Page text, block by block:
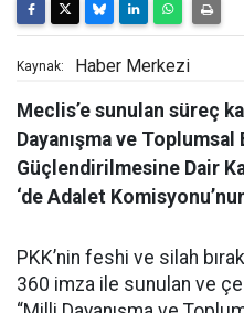
Kaynak: Haber Merkezi
Meclis’e sunulan süreç
Dayanışma ve
Güçlendirilmesine Dair
‘de Adalet
PKK’nin feshi ve silah
360 imza ile sunulan ve